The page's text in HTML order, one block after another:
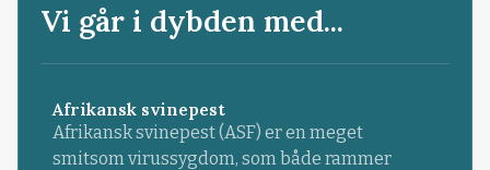
Vi går i dybden med...
Afrikansk svinepest
Afrikansk svinepest (ASF) er en meget
smitsom virussygdom, som både rammer